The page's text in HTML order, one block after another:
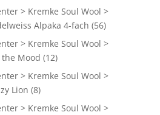
> Kremke Soul Wool >
Alpaka 4-fach (56)
> Kremke Soul Wool >
the Mood (12)
> Kremke Soul Wool >
Lion (8)
> Kremke Soul Wool >